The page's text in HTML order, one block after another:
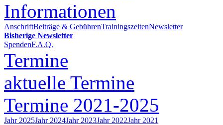
Informationen
AnschriftBeiträge & GebührenTrainingszeitenNewsletter
Bisherige Newsletter
SpendenF.A.Q.
Termine
aktuelle Termine
Termine 2021-2025
Jahr 2025Jahr 2024Jahr 2023Jahr 2022Jahr 2021